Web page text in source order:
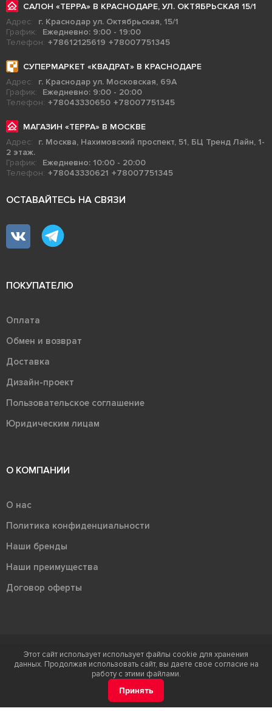
САЛОН «ТЕРРА» В КРАСНОДАРЕ, УЛ. ОКТЯБРЬСКАЯ 15/1
Адрес:
г. Краснодар ул. Октябрьская, 15/1
График:
Ежедневно: 9:00 - 19:00
Телефон: +78612125619 +78007751345
СУПЕРМАРКЕТ «КВАДРАТ» В КРАСНОДАРЕ
Адрес:
г. Краснодар ул. Московская, 69А
График:
Ежедневно: 9:00 - 20:00
Телефон: +78043330650 +78007751345
МАГАЗИН «ТЕРРА» В МОСКВЕ
Адрес:
г. Москва, Нахимовский проспект, 51, БЦ Тренд Лайн, 1-
2 этаж.
График:
Ежедневно: 10:00 - 20:00
Телефон: +78043330621 +78007751345
ОСТАВАЙТЕСЬ НА СВЯЗИ
ПОКУПАТЕЛЮ
Оплата
Обмен и возврат
Доставка
Дизайн-проект
Пользовательское соглашение
Юридическим лицам
О КОМПАНИИ
О нас
Политика конфиденциальности
Наши бренды
Наши преимущества
Договор оферты
Терра - территория керамики 2026
Ⓒ Правообладателем товарного знака "Терра" является ООО "Атлас-
Этот сайт использует использует файлы cookie для хранения
данных. Продолжая использовать сайт, вы даете свое согласие на
работу с этими файлами.
Принять